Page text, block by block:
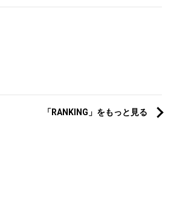
「RANKING」をもっと見る